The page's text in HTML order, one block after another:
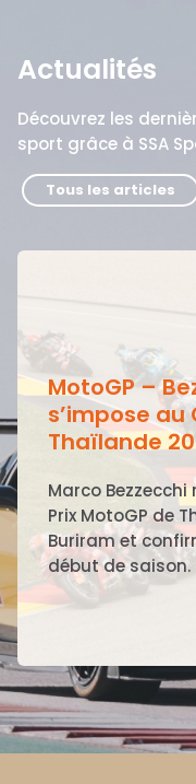
Actualités
Découvrez les
sport grâce à SSA
Tous les articles
MotoGP –
s’impose au
Thaïlande
Marco
Prix MotoGP de
Buriram et
début de saison.